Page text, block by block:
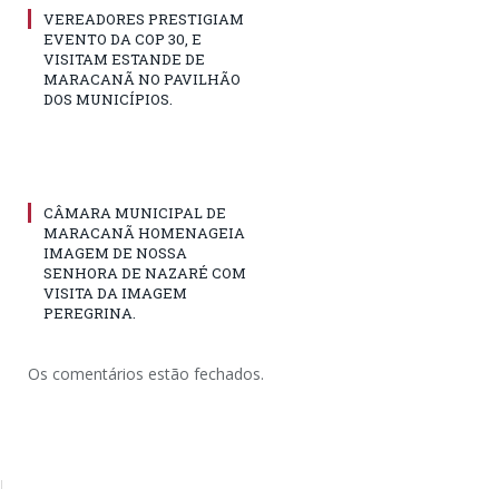
VEREADORES PRESTIGIAM
EVENTO DA COP 30, E
VISITAM ESTANDE DE
MARACANÃ NO PAVILHÃO
DOS MUNICÍPIOS.
CÂMARA MUNICIPAL DE
MARACANÃ HOMENAGEIA
IMAGEM DE NOSSA
SENHORA DE NAZARÉ COM
VISITA DA IMAGEM
PEREGRINA.
Os comentários estão fechados.